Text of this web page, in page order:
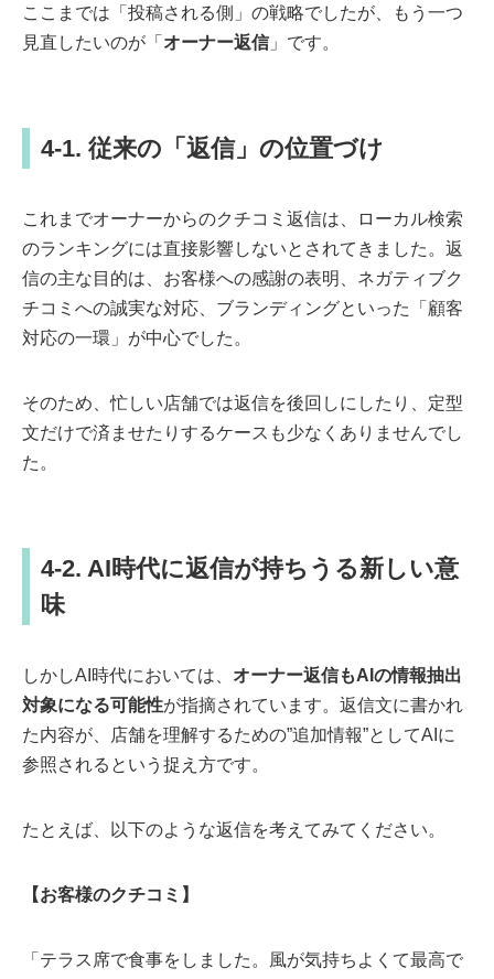
ここまでは「投稿される側」の戦略でしたが、もう一つ
見直したいのが「 オーナー返信」です。
4-1. 従来の「返信」の位置づけ
これまでオーナーからのクチコミ返信は、ローカル検索
のランキングには直接影響しないとされてきました。返
信の主な目的は、お客様への感謝の表明、ネガティブク
チコミへの誠実な対応、ブランディングといった「顧客
対応の一環」が中心でした。
そのため、忙しい店舗では返信を後回しにしたり、定型
文だけで済ませたりするケースも少なくありませんでし
た。
4-2. AI時代に返信が持ちうる新しい意
味
しかしAI時代においては、 オーナー返信もAIの情報抽出
対象になる可能性が指摘されています。返信文に書かれ
た内容が、店舗を理解するための”追加情報”としてAIに
参照されるという捉え方です。
たとえば、以下のような返信を考えてみてください。
【お客様のクチコミ】
「テラス席で食事をしました。風が気持ちよくて最高で